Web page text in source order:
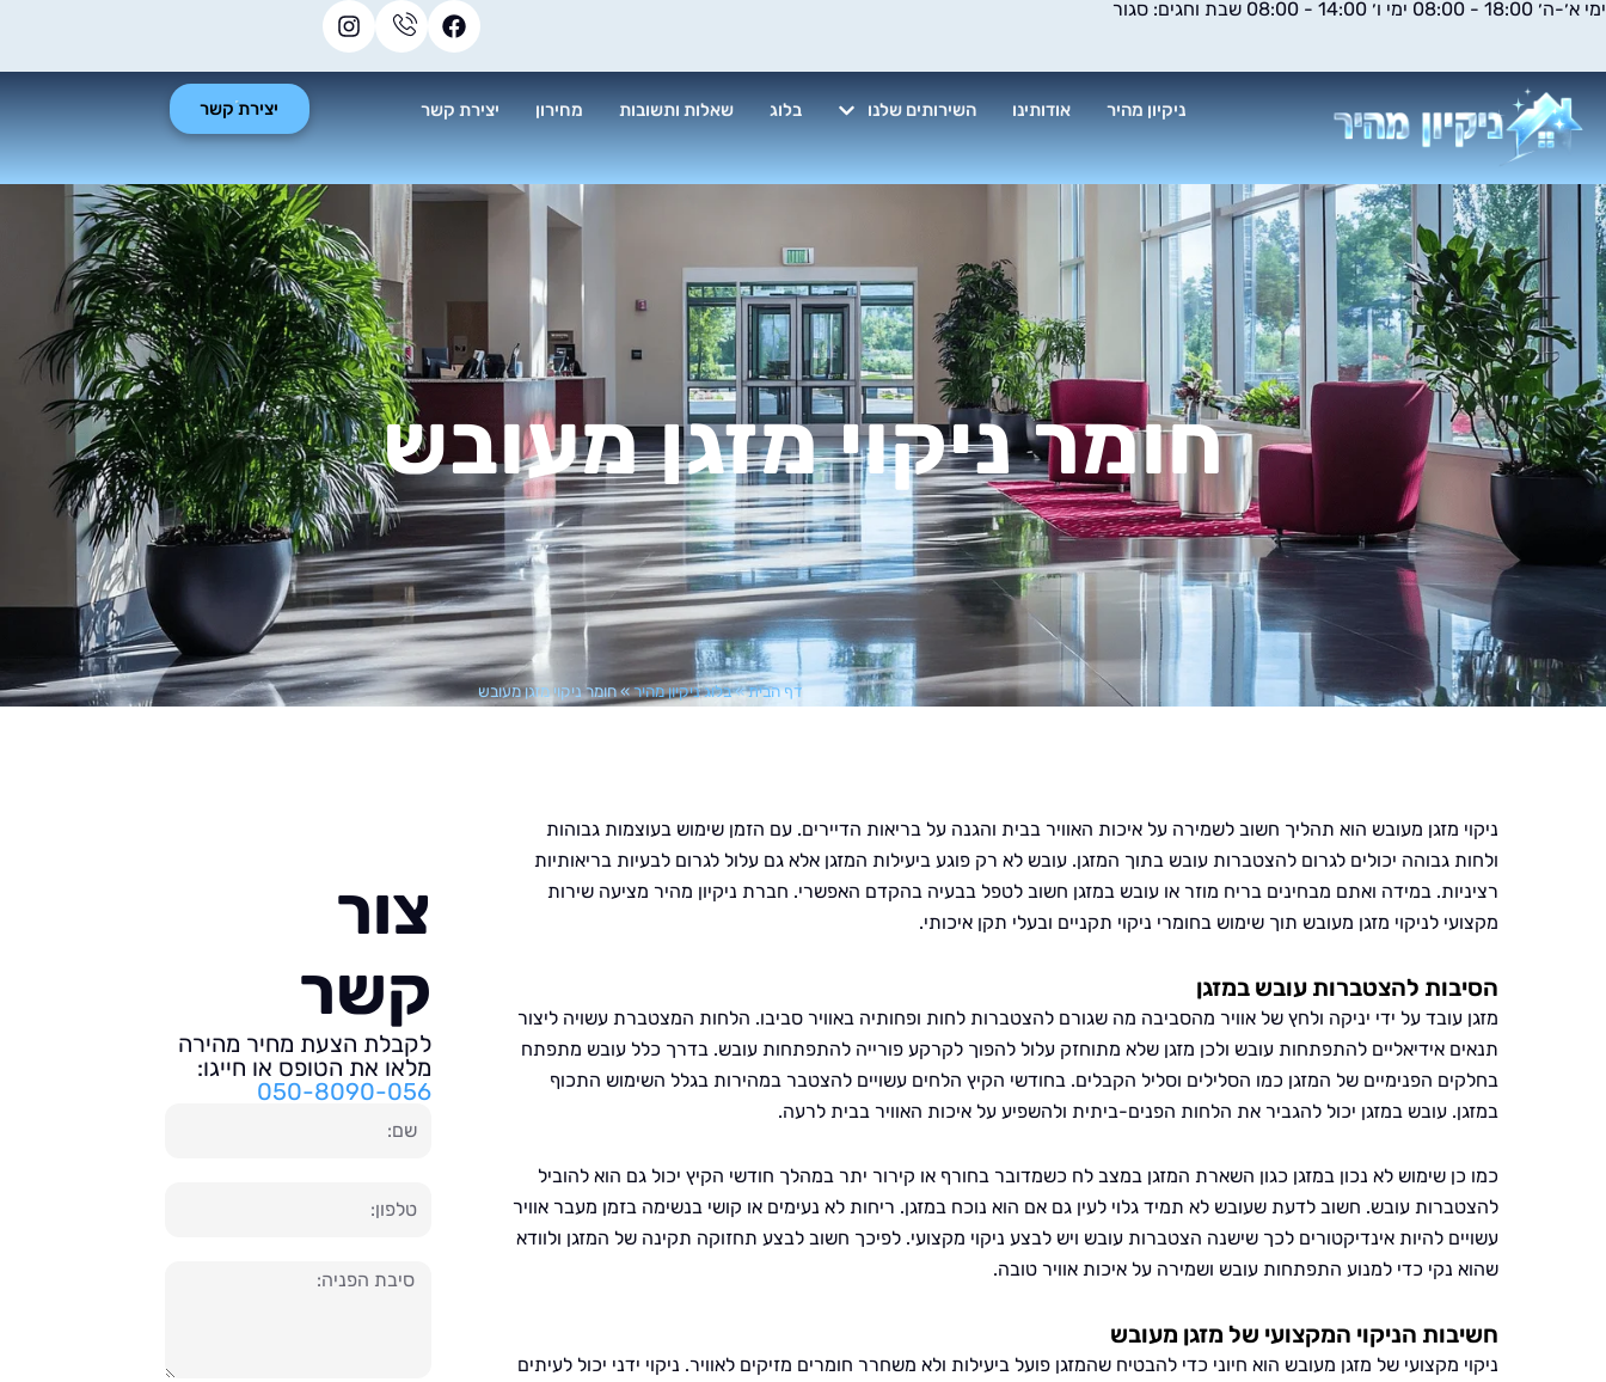
דילוג
ימי א׳-ה׳ 18:00 - 08:00 ימי ו׳ 14:00 - 08:00 שבת וחגים: סגור
ניקיון מהיר אודותינו השירותים שלנו בלוג שאלות ותשובות מחירון יצירת קשר יצירת קשר
חומר ניקוי מזגן מעובש
דף הבית»בלוג ניקיון מהיר»חומר ניקוי מזגן מעובש
ניקוי מזגן מעובש הוא תהליך חשוב לשמירה על איכות האוויר בבית והגנה על בריאות הדיירים. עם הזמן שימוש בעוצמות גבוהות
ולחות גבוהה יכולים לגרום להצטברות עובש בתוך המזגן. עובש לא רק פוגע ביעילות המזגן אלא גם עלול לגרום לבעיות בריאותיות
רציניות. במידה ואתם מבחינים בריח מוזר או עובש במזגן חשוב לטפל בבעיה בהקדם האפשרי. חברת ניקיון מהיר מציעה שירות
מקצועי לניקוי מזגן מעובש תוך שימוש בחומרי ניקוי תקניים ובעלי תקן איכותי.
הסיבות להצטברות עובש במזגן
מזגן עובד על ידי יניקה ולחץ של אוויר מהסביבה מה שגורם להצטברות לחות ופחותיה באוויר סביבו. הלחות המצטברת עשויה ליצור
תנאים אידיאליים להתפתחות עובש ולכן מזגן שלא מתוחזק עלול להפוך לקרקע פורייה להתפתחות עובש. בדרך כלל עובש מתפתח
בחלקים הפנימיים של המזגן כמו הסלילים וסליל הקבלים. בחודשי הקיץ הלחים עשויים להצטבר במהירות בגלל השימוש התכוף
במזגן. עובש במזגן יכול להגביר את הלחות הפנים-ביתית ולהשפיע על איכות האוויר בבית לרעה.
כמו כן שימוש לא נכון במזגן כגון השארת המזגן במצב לח כשמדובר בחורף או קירור יתר במהלך חודשי הקיץ יכול גם הוא להוביל
להצטברות עובש. חשוב לדעת שעובש לא תמיד גלוי לעין גם אם הוא נוכח במזגן. ריחות לא נעימים או קושי בנשימה בזמן מעבר אוויר
עשויים להיות אינדיקטורים לכך שישנה הצטברות עובש ויש לבצע ניקוי מקצועי. לפיכך חשוב לבצע תחזוקה תקינה של המזגן ולוודא
שהוא נקי כדי למנוע התפתחות עובש ושמירה על איכות אוויר טובה.
חשיבות הניקוי המקצועי של מזגן מעובש
ניקוי מקצועי של מזגן מעובש הוא חיוני כדי להבטיח שהמזגן פועל ביעילות ולא משחרר חומרים מזיקים לאוויר. ניקוי ידני יכול לעיתים
צור
קשר
לקבלת הצעת מחיר מהירה
מלאו את הטופס או חייגו:
050-8090-056
טלפון
הודעה